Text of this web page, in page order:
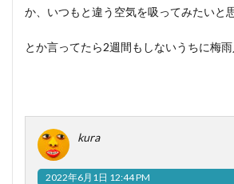
か、いつもと違う空気を吸ってみたいと
とか言ってたら2週間もしないうちに梅雨
kura
2022年6月1日 12:44 PM